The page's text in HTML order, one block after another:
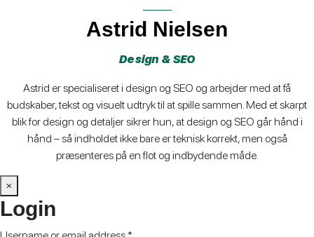
Astrid Nielsen
Design & SEO
Astrid er specialiseret i design og SEO og arbejder med at få
budskaber, tekst og visuelt udtryk til at spille sammen. Med et skarpt
blik for design og detaljer sikrer hun, at design og SEO går hånd i
hånd – så indholdet ikke bare er teknisk korrekt, men også
præsenteres på en flot og indbydende måde.
×
Login